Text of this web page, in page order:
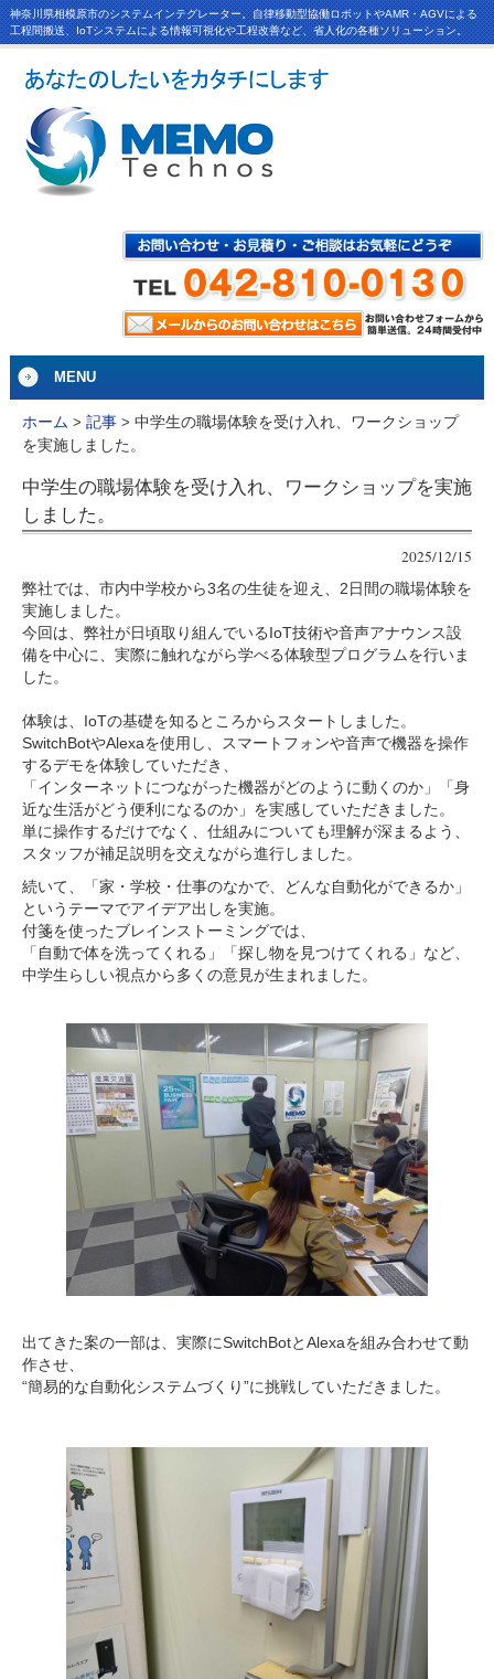
神奈川県相模原市のシステムインテグレーター。自律移動型協働ロボットやAMR・AGVによる
工程間搬送、IoTシステムによる情報可視化や工程改善など、省人化の各種ソリューション。
MENU
ホーム > 記事> 中学生の職場体験を受け入れ、ワークショップ
を実施しました。
中学生の職場体験を受け入れ、ワークショップを実施
しました。
2025/12/15
弊社では、市内中学校から3名の生徒を迎え、2日間の職場体験を
実施しました。
今回は、弊社が日頃取り組んでいるIoT技術や音声アナウンス設
備を中心に、実際に触れながら学べる体験型プログラムを行いま
した。
体験は、IoTの基礎を知るところからスタートしました。
SwitchBotやAlexaを使用し、スマートフォンや音声で機器を操作
するデモを体験していただき、
「インターネットにつながった機器がどのように動くのか」「身
近な生活がどう便利になるのか」を実感していただきました。
単に操作するだけでなく、仕組みについても理解が深まるよう、
スタッフが補足説明を交えながら進行しました。
続いて、「家・学校・仕事のなかで、どんな自動化ができるか」
というテーマでアイデア出しを実施。
付箋を使ったブレインストーミングでは、
「自動で体を洗ってくれる」「探し物を見つけてくれる」など、
中学生らしい視点から多くの意見が生まれました。
出てきた案の一部は、実際にSwitchBotとAlexaを組み合わせて動
作させ、
“簡易的な自動化システムづくり”に挑戦していただきました。